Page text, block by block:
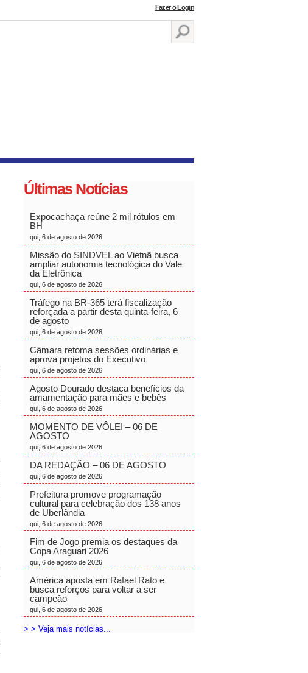
Fazer o Login
Últimas Notícias
Expocachaça reúne 2 mil rótulos em
BH
qui, 6 de agosto de 2026
Missão do SINDVEL ao Vietnã busca
ampliar autonomia tecnológica do Vale
da Eletrônica
qui, 6 de agosto de 2026
Tráfego na BR-365 terá fiscalização
reforçada a partir desta quinta-feira, 6
de agosto
qui, 6 de agosto de 2026
Câmara retoma sessões ordinárias e
aprova projetos do Executivo
qui, 6 de agosto de 2026
Agosto Dourado destaca benefícios da
amamentação para mães e bebês
qui, 6 de agosto de 2026
MOMENTO DE VÔLEI – 06 DE
AGOSTO
qui, 6 de agosto de 2026
DA REDAÇÃO – 06 DE AGOSTO
qui, 6 de agosto de 2026
Prefeitura promove programação
cultural para celebração dos 138 anos
de Uberlândia
qui, 6 de agosto de 2026
Fim de Jogo premia os destaques da
Copa Araguari 2026
qui, 6 de agosto de 2026
América aposta em Rafael Rato e
busca reforços para voltar a ser
campeão
qui, 6 de agosto de 2026
> > Veja mais notícias...